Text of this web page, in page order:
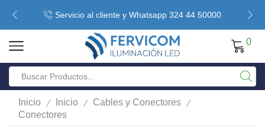
Servicio al cliente y Whatsapp 324 44 50000
0
Inicio / Inicio / Cables y Conectores /
Conectores